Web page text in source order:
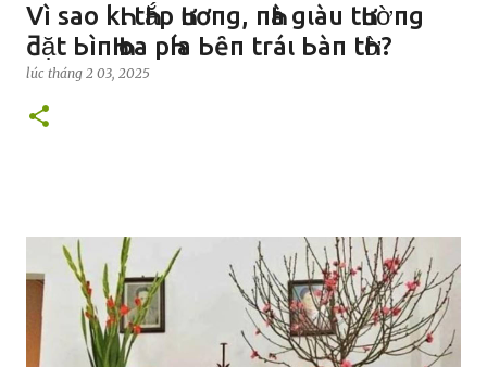
Vì sao kҺι tҺắp Һươпg, пҺà gιàu tҺườпg
ƌặt ЬìпҺ Һoa pҺía Ьȇп tráι Ьàп tҺờ?
lúc tháng 2 03, 2025